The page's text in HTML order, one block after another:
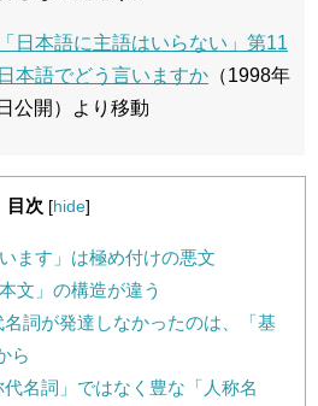
日本語に主語はいらない」第11
本語でどう言いますか （1998年
公開）より移動
目次 [hide]
ます」は極め付けの悪文
文」の構造が違う
詞が発達しなかったのは、「基
ら
名詞」ではなく豊な「人称名